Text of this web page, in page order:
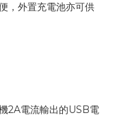
，外置充電池亦可供
2A電流輸出的USB電